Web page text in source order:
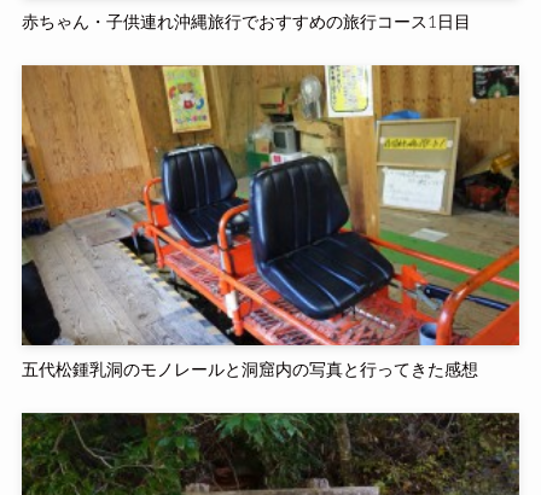
赤ちゃん・子供連れ沖縄旅行でおすすめの旅行コース1日目
五代松鍾乳洞のモノレールと洞窟内の写真と行ってきた感想